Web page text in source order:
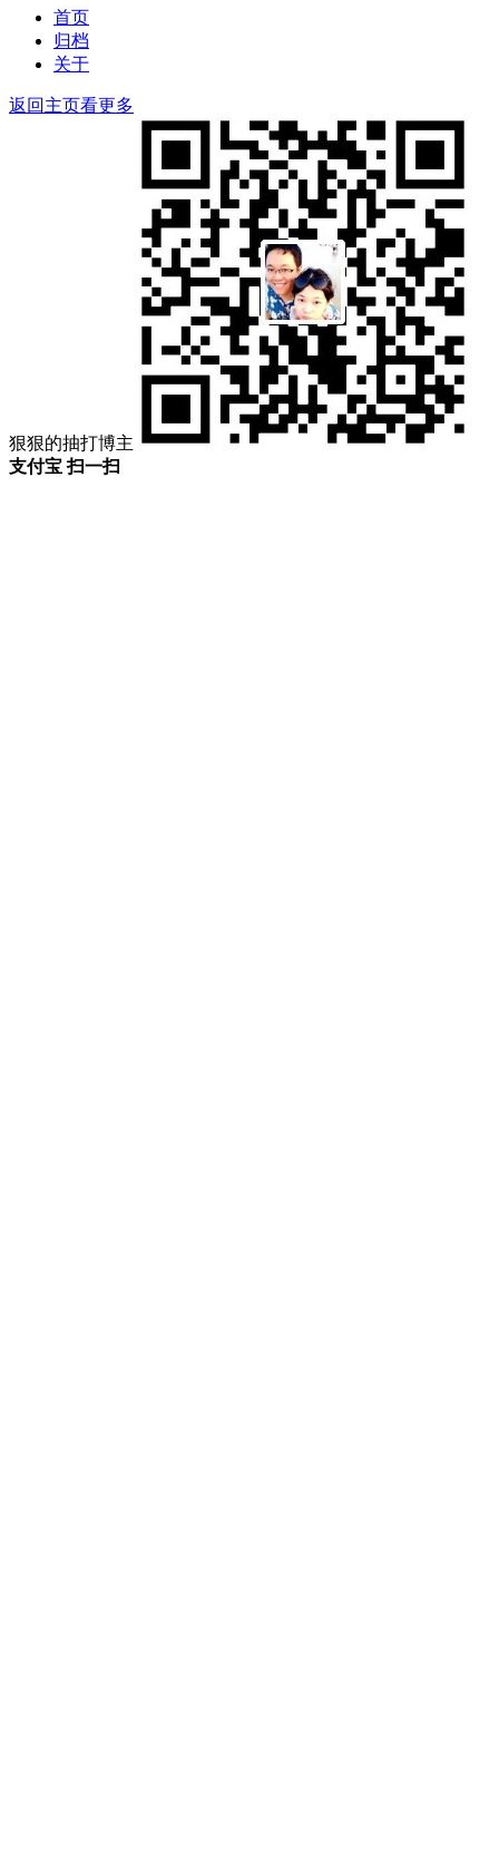
首页
归档
关于
返回主页看更多
狠狠的抽打博主
支付宝 扫一扫